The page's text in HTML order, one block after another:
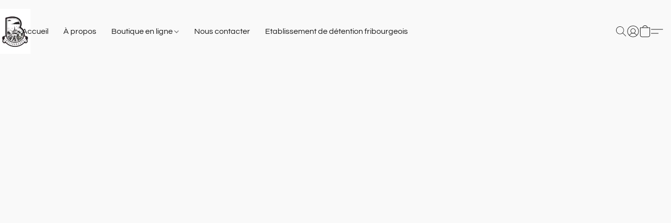
Accueil À propos Boutique en ligne Nous contacter Etablissement de détention fribourgeois